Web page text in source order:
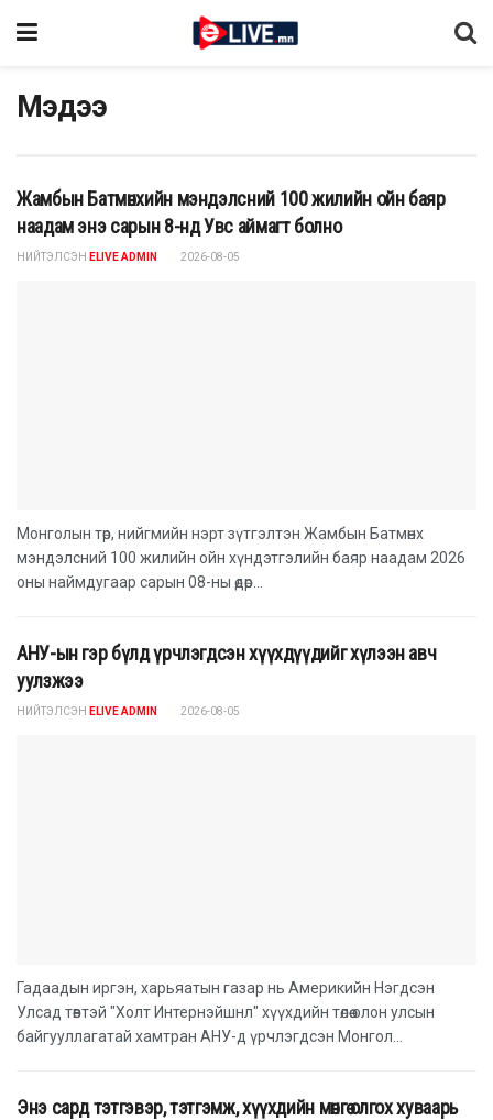
Мэдээ
Жамбын Батмөнхийн мэндэлсний 100 жилийн ойн баяр
наадам энэ сарын 8-нд Увс аймагт болно
НИЙТЭЛСЭН ELIVE ADMIN 2026-08-05
Монголын төр, нийгмийн нэрт зүтгэлтэн Жамбын Батмөнх
мэндэлсний 100 жилийн ойн хүндэтгэлийн баяр наадам 2026
оны наймдугаар сарын 08-ны өдөр...
АНУ-ын гэр бүлд үрчлэгдсэн хүүхдүүдийг хүлээн авч
уулзжээ
НИЙТЭЛСЭН ELIVE ADMIN 2026-08-05
Гадаадын иргэн, харьяатын газар нь Америкийн Нэгдсэн
Улсад төвтэй "Холт Интернэйшнл" хүүхдийн төлөө олон улсын
байгууллагатай хамтран АНУ-д үрчлэгдсэн Монгол...
Энэ сард тэтгэвэр, тэтгэмж, хүүхдийн мөнгө олгох хуваарь